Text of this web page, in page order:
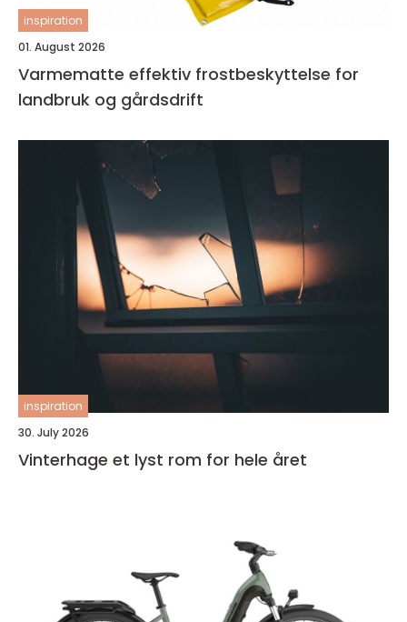
inspiration
01. August 2026
Varmematte effektiv frostbeskyttelse for
landbruk og gårdsdrift
inspiration
30. July 2026
Vinterhage et lyst rom for hele året